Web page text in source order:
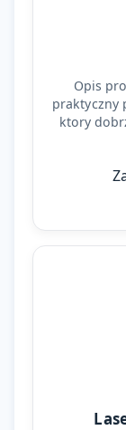
Opis
praktyczny
ktory